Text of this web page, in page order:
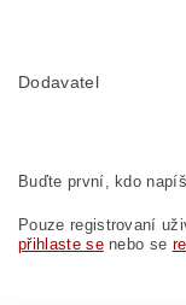
Dodavatel
Buďte první, kdo
Pouze registrovaní
přihlaste senebo se